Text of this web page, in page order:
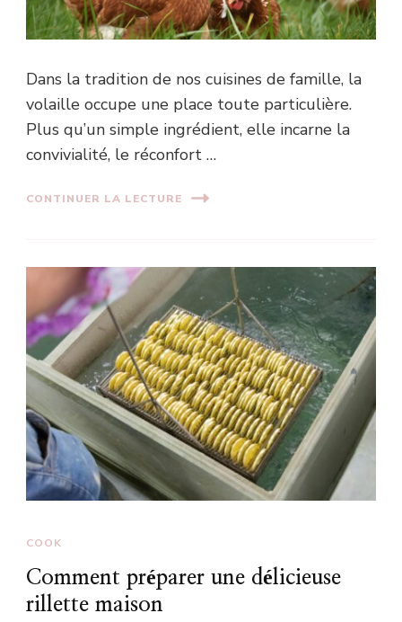
Dans la tradition de nos cuisines de famille, la
volaille occupe une place toute particulière.
Plus qu’un simple ingrédient, elle incarne la
convivialité, le réconfort …
CONTINUER LA LECTURE
COOK
Comment préparer une délicieuse
rillette maison